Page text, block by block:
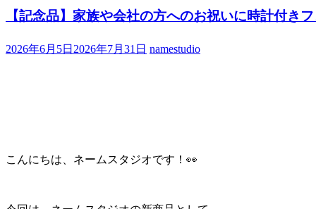
【記念品】家族や会社の方へのお祝いに時計付き
2026年6月5日 2026年7月31日 namestudio
こんにちは、ネームスタジオです！👀